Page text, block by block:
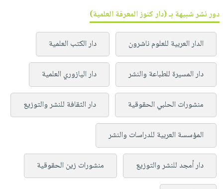
دور نشر شبيهة بـ (دار كنوز المعرفة العلمية)
الدار العربية للعلوم ناشرون دار الكتب العلمية
دار المسيرة للطباعة والنشر دار اليازوري العلمية
منشورات الحلبي الحقوقية دار الثقافة للنشر والتوزيع
المؤسسة العربية للدراسات والنشر
دار أمجد للنشر والتوزيع منشورات زين الحقوقية